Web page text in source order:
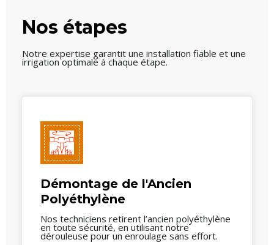
Nos étapes
Notre expertise garantit une installation fiable et une
irrigation optimale à chaque étape.
Démontage de l'Ancien
Polyéthylène
Nos techniciens retirent l’ancien polyéthylène
en toute sécurité, en utilisant notre
dérouleuse pour un enroulage sans effort.